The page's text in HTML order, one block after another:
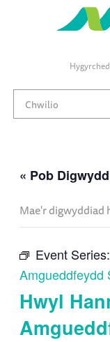
« Pob
Mae'r digwyddiad
Event Series:
Amgueddfeydd
Hwyl